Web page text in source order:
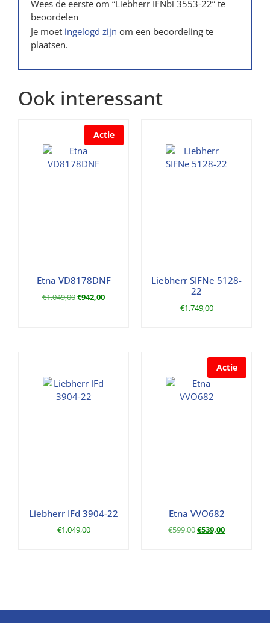
Wees de eerste om “Liebherr IFNbi 3553-22” te
beoordelen
Je moet ingelogd zijn om een beoordeling te
plaatsen.
Ook interessant
Actie
Etna VD8178DNF
€1.049,00€942,00
Liebherr SIFNe 5128-
22
€1.749,00
Liebherr IFd 3904-22
€1.049,00
Actie
Etna VVO682
€599,00€539,00